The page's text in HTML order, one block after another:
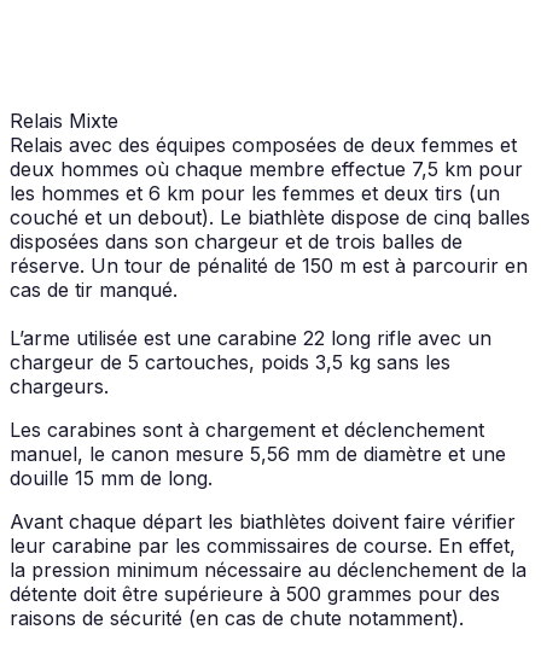
Relais Mixte
Relais avec des équipes composées de deux femmes et
deux hommes où chaque membre effectue 7,5 km pour
les hommes et 6 km pour les femmes et deux tirs (un
couché et un debout). Le biathlète dispose de cinq balles
disposées dans son chargeur et de trois balles de
réserve. Un tour de pénalité de 150 m est à parcourir en
cas de tir manqué.
L’arme utilisée est une carabine 22 long rifle avec un
chargeur de 5 cartouches, poids 3,5 kg sans les
chargeurs.
Les carabines sont à chargement et déclenchement
manuel, le canon mesure 5,56 mm de diamètre et une
douille 15 mm de long.
Avant chaque départ les biathlètes doivent faire vérifier
leur carabine par les commissaires de course. En effet,
la pression minimum nécessaire au déclenchement de la
détente doit être supérieure à 500 grammes pour des
raisons de sécurité (en cas de chute notamment).